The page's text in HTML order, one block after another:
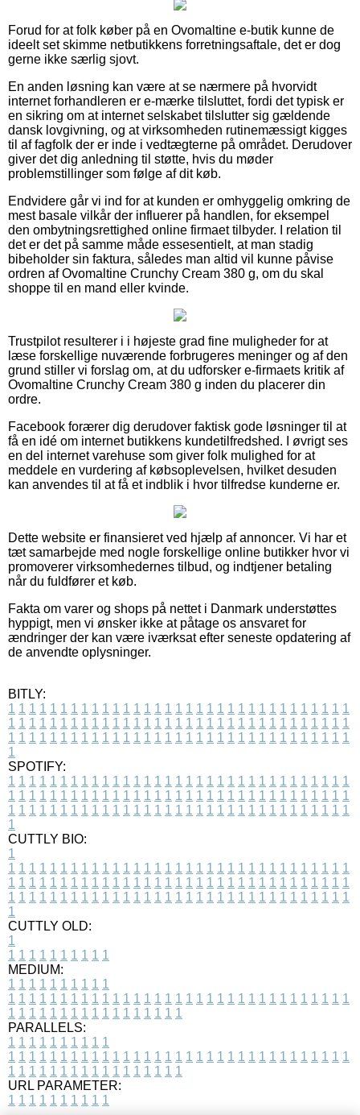
Forud for at folk køber på en Ovomaltine e-butik kunne de
ideelt set skimme netbutikkens forretningsaftale, det er dog
gerne ikke særlig sjovt.
En anden løsning kan være at se nærmere på hvorvidt
internet forhandleren er e-mærke tilsluttet, fordi det typisk er
en sikring om at internet selskabet tilslutter sig gældende
dansk lovgivning, og at virksomheden rutinemæssigt kigges
til af fagfolk der er inde i vedtægterne på området. Derudover
giver det dig anledning til støtte, hvis du møder
problemstillinger som følge af dit køb.
Endvidere går vi ind for at kunden er omhyggelig omkring de
mest basale vilkår der influerer på handlen, for eksempel
den ombytningsrettighed online firmaet tilbyder. I relation til
det er det på samme måde essesentielt, at man stadig
bibeholder sin faktura, således man altid vil kunne påvise
ordren af Ovomaltine Crunchy Cream 380 g, om du skal
shoppe til en mand eller kvinde.
Trustpilot resulterer i i højeste grad fine muligheder for at
læse forskellige nuværende forbrugeres meninger og af den
grund stiller vi forslag om, at du udforsker e-firmaets kritik af
Ovomaltine Crunchy Cream 380 g inden du placerer din
ordre.
Facebook forærer dig derudover faktisk gode løsninger til at
få en idé om internet butikkens kundetilfredshed. I øvrigt ses
en del internet varehuse som giver folk mulighed for at
meddele en vurdering af købsoplevelsen, hvilket desuden
kan anvendes til at få et indblik i hvor tilfredse kunderne er.
Dette website er finansieret ved hjælp af annoncer. Vi har et
tæt samarbejde med nogle forskellige online butikker hvor vi
promoverer virksomhedernes tilbud, og indtjener betaling
når du fuldfører et køb.
Fakta om varer og shops på nettet i Danmark understøttes
hyppigt, men vi ønsker ikke at påtage os ansvaret for
ændringer der kan være iværksat efter seneste opdatering af
de anvendte oplysninger.
BITLY:
1 1 1 1 1 1 1 1 1 1 1 1 1 1 1 1 1 1 1 1 1 1 1 1 1 1 1 1 1 1 1 1 1
1 1 1 1 1 1 1 1 1 1 1 1 1 1 1 1 1 1 1 1 1 1 1 1 1 1 1 1 1 1 1 1 1
1 1 1 1 1 1 1 1 1 1 1 1 1 1 1 1 1 1 1 1 1 1 1 1 1 1 1 1 1 1 1 1 1
1
SPOTIFY:
1 1 1 1 1 1 1 1 1 1 1 1 1 1 1 1 1 1 1 1 1 1 1 1 1 1 1 1 1 1 1 1 1
1 1 1 1 1 1 1 1 1 1 1 1 1 1 1 1 1 1 1 1 1 1 1 1 1 1 1 1 1 1 1 1 1
1 1 1 1 1 1 1 1 1 1 1 1 1 1 1 1 1 1 1 1 1 1 1 1 1 1 1 1 1 1 1 1 1
1
CUTTLY BIO:
1
1 1 1 1 1 1 1 1 1 1 1 1 1 1 1 1 1 1 1 1 1 1 1 1 1 1 1 1 1 1 1 1 1
1 1 1 1 1 1 1 1 1 1 1 1 1 1 1 1 1 1 1 1 1 1 1 1 1 1 1 1 1 1 1 1 1
1 1 1 1 1 1 1 1 1 1 1 1 1 1 1 1 1 1 1 1 1 1 1 1 1 1 1 1 1 1 1 1 1
1
CUTTLY OLD:
1
1 1 1 1 1 1 1 1 1 1
MEDIUM:
1 1 1 1 1 1 1 1 1 1
1 1 1 1 1 1 1 1 1 1 1 1 1 1 1 1 1 1 1 1 1 1 1 1 1 1 1 1 1 1 1 1 1
1 1 1 1 1 1 1 1 1 1 1 1 1 1 1 1 1
PARALLELS:
1 1 1 1 1 1 1 1 1 1
1 1 1 1 1 1 1 1 1 1 1 1 1 1 1 1 1 1 1 1 1 1 1 1 1 1 1 1 1 1 1 1 1
1 1 1 1 1 1 1 1 1 1 1 1 1 1 1 1 1
URL PARAMETER:
1 1 1 1 1 1 1 1 1 1